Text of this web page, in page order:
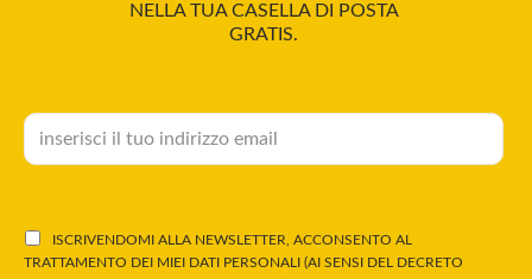
NELLA TUA CASELLA DI POSTA
GRATIS.
ISCRIVENDOMI ALLA NEWSLETTER, ACCONSENTO AL
TRATTAMENTO DEI MIEI DATI PERSONALI (AI SENSI DEL DECRETO